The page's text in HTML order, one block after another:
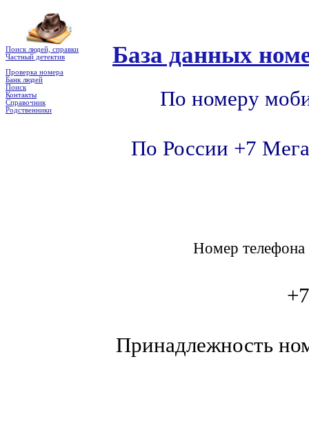
Поиск людей, справки
Частный детектив
Проверка номера
Банк людей
Поиск
Контакты
Справочник
Родственники
База данных
По номеру
По России +7
Номер
Принадлежность